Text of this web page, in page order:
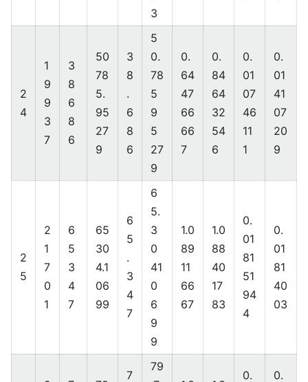
3
2
4
1
9
9
3
7
3
8
6
8
6
50
78
5.
95
27
9
3
8
.
6
8
6
5
0.
78
5
9
5
27
9
0.
64
47
66
66
7
0.
84
64
32
54
6
0.
01
07
46
11
1
0.
01
41
07
20
9
2
5
2
1
7
0
1
6
5
3
4
7
65
30
4.1
06
99
6
5
.
3
4
7
6
5.
3
0
41
0
6
9
9
1.0
89
11
66
67
1.0
88
40
17
83
0.
01
81
51
94
4
0.
01
81
40
03
7
79
0.
0.